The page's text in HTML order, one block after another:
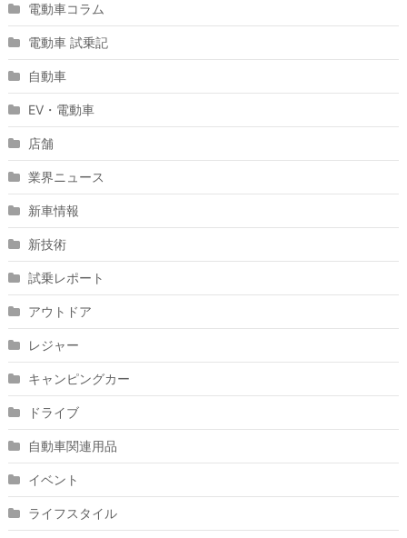
電動車コラム
電動車 試乗記
自動車
EV・電動車
店舗
業界ニュース
新車情報
新技術
試乗レポート
アウトドア
レジャー
キャンピングカー
ドライブ
自動車関連用品
イベント
ライフスタイル